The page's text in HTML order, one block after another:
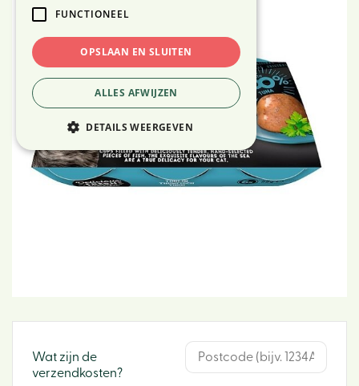
Wat zijn de
verzendkosten?
FUNCTIONEEL
OPSLAAN EN SLUITEN
ALLES AFWIJZEN
DETAILS WEERGEVEN